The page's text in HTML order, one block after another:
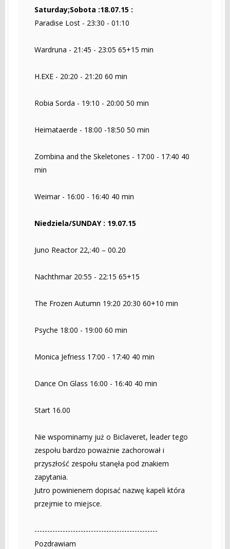
Saturday;Sobota :18.07.15 :
Paradise Lost - 23:30 - 01:10
Wardruna - 21:45 - 23:05 65+15 min
H.EXE - 20:20 - 21:20 60 min
Robia Sorda - 19:10 - 20:00 50 min
Heimataerde - 18:00 -18:50 50 min
Zombina and the Skeletones - 17:00 - 17:40 40
min
Weimar - 16:00 - 16:40 40 min
Niedziela/SUNDAY : 19.07.15
Juno Reactor 22,:40 – 00.20
Nachthmar 20:55 - 22:15 65+15
The Frozen Autumn 19:20 20:30 60+10 min
Psyche 18:00 - 19:00 60 min
Monica Jefriess 17:00 - 17:40 40 min
Dance On Glass 16:00 - 16:40 40 min
Start 16.00
Nie wspominamy już o Biclaveret, leader tego
zespołu bardzo poważnie zachorował i
przyszłość zespołu stanęła pod znakiem
zapytania.
Jutro powinienem dopisać nazwę kapeli która
przejmie to miejsce.
------------------------------------------------
Pozdrawiam